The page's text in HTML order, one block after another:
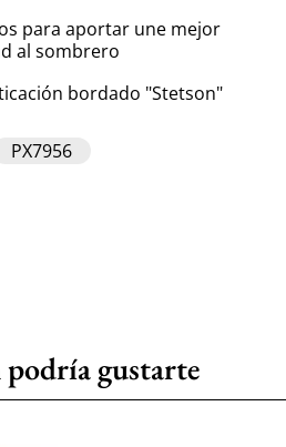
para aportar une mejor
al sombrero
bordado "Stetson"
PX7956
podría gustarte